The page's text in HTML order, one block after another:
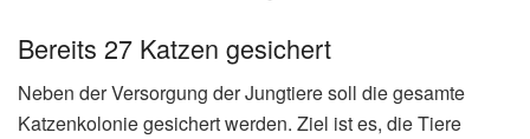
Bereits 27 Katzen gesichert
Neben der Versorgung der Jungtiere soll die gesamte
Katzenkolonie gesichert werden. Ziel ist es, die Tiere